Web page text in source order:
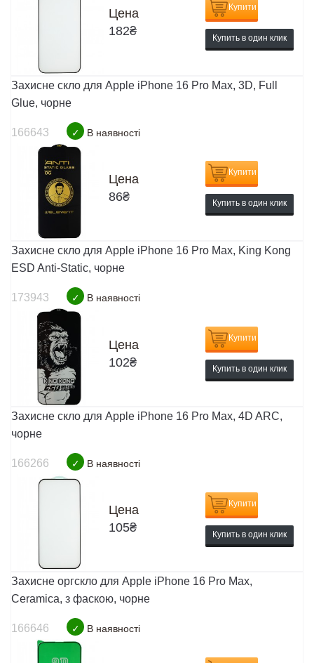
Цена
182₴
Купити
Купить в один клик
Захисне скло для Apple iPhone 16 Pro Max, 3D, Full
Glue, чорне
166643 ✓ В наявності
Цена
86₴
Купити
Купить в один клик
Захисне скло для Apple iPhone 16 Pro Max, King Kong
ESD Anti-Static, чорне
173943 ✓ В наявності
Цена
102₴
Купити
Купить в один клик
Захисне скло для Apple iPhone 16 Pro Max, 4D ARC,
чорне
166266 ✓ В наявності
Цена
105₴
Купити
Купить в один клик
Захисне оргскло для Apple iPhone 16 Pro Max,
Ceramica, з фаскою, чорне
166646 ✓ В наявності